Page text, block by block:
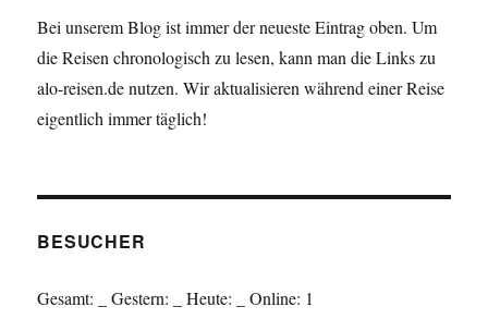
Bei unserem Blog ist immer der neueste Eintrag oben. Um
die Reisen chronologisch zu lesen, kann man die Links zu
alo-reisen.de nutzen. Wir aktualisieren während einer Reise
eigentlich immer täglich!
BESUCHER
Gesamt: Gestern: Heute: Online: 1